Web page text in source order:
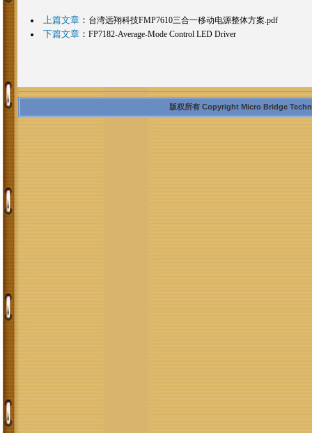
上篇文章： 台湾远翔科技FMP7610三合一移动电源整体方案.pdf
下篇文章： FP7182-Average-Mode Control LED Driver
版权所有 Copyright Micro Bridge